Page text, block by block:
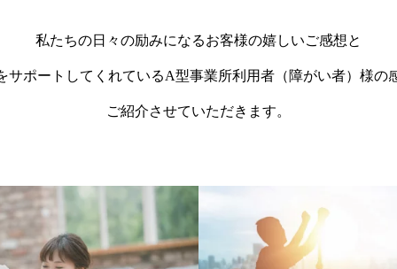
私たちの日々の励みになるお客様の嬉しいご感想と
サポートしてくれているA型事業所利用者（障がい者）様の
ご紹介させていただきます。